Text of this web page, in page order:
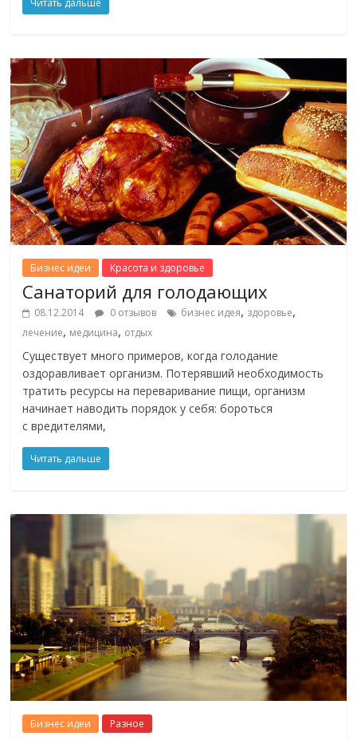
Читать дальше
Бизнес идеи Красота и здоровье
Санаторий для голодающих
08.12.2014 0 отзывов бизнес идея, здоровье,
лечение, медицина, отдых
Существует много примеров, когда голодание
оздоравливает организм. Потерявший необходимость
тратить ресурсы на переваривание пищи, организм
начинает наводить порядок у себя: бороться
с вредителями,
Читать дальше
Бизнес идеи Разное